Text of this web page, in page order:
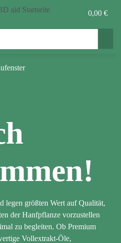
0,00 €
legen größten Wert auf Qualität,
der Hanfpflanze vorzustellen
zu begleiten. Ob Premium
Vollextrakt-Öle,